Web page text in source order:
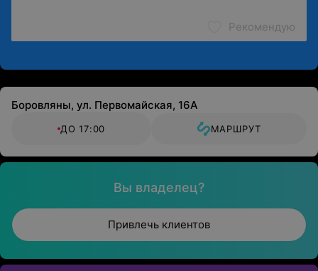
Рекомендую
Боровляны, ул. Первомайская, 16А
ДО 17:00 МАРШРУТ
Вы владелец?
Привлечь клиентов